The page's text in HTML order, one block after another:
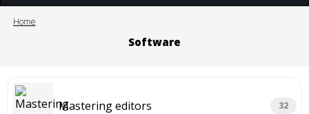
Home
Software
Mastering editors 32